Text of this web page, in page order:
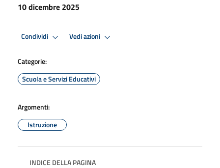
10 dicembre 2025
Condividi Vedi azioni
Categorie:
Scuola e Servizi Educativi
Argomenti:
Istruzione
INDICE DELLA PAGINA